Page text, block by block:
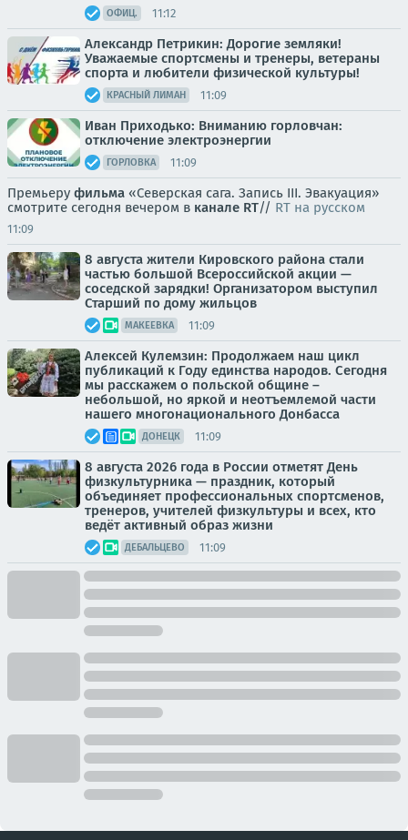
ОФИЦ. 11:12
Александр Петрикин: Дорогие земляки!
Уважаемые спортсмены и тренеры, ветераны
спорта и любители физической культуры!
КРАСНЫЙ ЛИМАН 11:09
Иван Приходько: Вниманию горловчан:
отключение электроэнергии
ГОРЛОВКА 11:09
Премьеру фильма «Северская сага. Запись III. Эвакуация»
смотрите сегодня вечером в канале RT// RT на русском
11:09
8 августа жители Кировского района стали
частью большой Всероссийской акции —
соседской зарядки! Организатором выступил
Старший по дому жильцов
МАКЕЕВКА 11:09
Алексей Кулемзин: Продолжаем наш цикл
публикаций к Году единства народов. Сегодня
мы расскажем о польской общине –
небольшой, но яркой и неотъемлемой части
нашего многонационального Донбасса
ДОНЕЦК 11:09
8 августа 2026 года в России отметят День
физкультурника — праздник, который
объединяет профессиональных спортсменов,
тренеров, учителей физкультуры и всех, кто
ведёт активный образ жизни
ДЕБАЛЬЦЕВО 11:09